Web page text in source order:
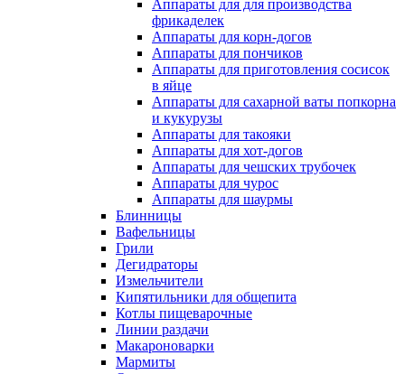
Аппараты для для производства
фрикаделек
Аппараты для корн-догов
Аппараты для пончиков
Аппараты для приготовления сосисок
в яйце
Аппараты для сахарной ваты попкорна
и кукурузы
Аппараты для такояки
Аппараты для хот-догов
Аппараты для чешских трубочек
Аппараты для чурос
Аппараты для шаурмы
Блинницы
Вафельницы
Грили
Дегидраторы
Измельчители
Кипятильники для общепита
Котлы пищеварочные
Линии раздачи
Макароноварки
Мармиты